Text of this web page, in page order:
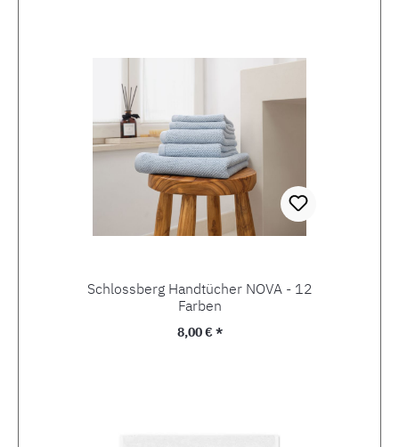
Schlossberg Handtücher NOVA - 12
Farben
Regulärer Preis:
8,00 € *